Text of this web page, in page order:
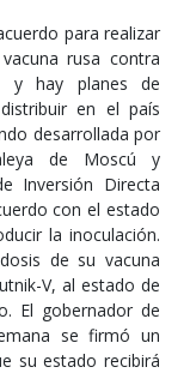
para realizar
rusa contra
y hay planes de
en el país
desarrollada por
de Moscú y
Inversión Directa
con el estado
la inoculación.
de su vacuna
V, al estado de
El gobernador de
se firmó un
su estado recibirá